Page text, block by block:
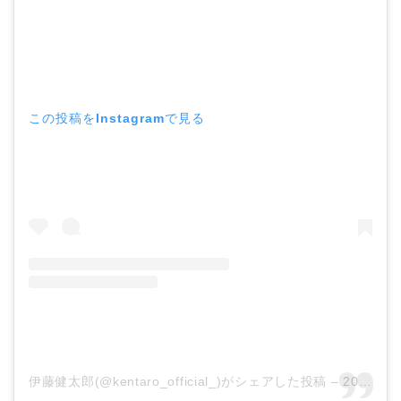
この投稿をInstagramで見る
伊藤健太郎(@kentaro_official_)がシェアした投稿 – 2020年 3月月16日午後11時49分PDT